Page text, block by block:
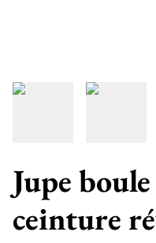
Jupe
ceinture